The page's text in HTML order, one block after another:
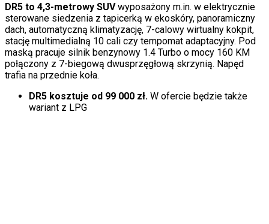
DR5 to 4,3-metrowy SUVwyposażony m.in. w elektrycznie
sterowane siedzenia z tapicerką w ekoskóry, panoramiczny
dach, automatyczną klimatyzację, 7-calowy wirtualny kokpit,
stację multimedialną 10 cali czy tempomat adaptacyjny. Pod
maską pracuje silnik benzynowy 1.4 Turbo o mocy 160 KM
połączony z 7-biegową dwusprzęgłową skrzynią. Napęd
trafia na przednie koła.
DR5 kosztuje od 99 000 zł. W ofercie będzie także
wariant z LPG